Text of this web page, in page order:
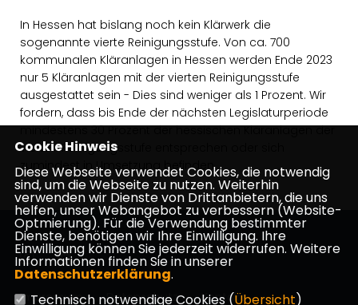
In Hessen hat bislang noch kein Klärwerk die
sogenannte vierte Reinigungsstufe. Von ca. 700
kommunalen Kläranlagen in Hessen werden Ende 2023
nur 5 Kläranlagen mit der vierten Reinigungsstufe
ausgestattet sein - Dies sind weniger als 1 Prozent. Wir
fordern, dass bis Ende der nächsten Legislaturperiode
mindestens 30 Prozent der hessischen Kläranlagen der
vierten Reinigungsstufe entsprechen oder sich
zumindest in Umsetzung befinden.
Impressum Datenschutz Kontakt
Cookie Hinweis
Diese Webseite verwendet Cookies, die notwendig
sind, um die Webseite zu nutzen. Weiterhin
verwenden wir Dienste von Drittanbietern, die uns
helfen, unser Webangebot zu verbessern (Website-
Optmierung). Für die Verwendung bestimmter
Dienste, benötigen wir Ihre Einwilligung. Ihre
Einwilligung können Sie jederzeit widerrufen. Weitere
Informationen finden Sie in unserer
Datenschutzerklärung.
Technisch notwendige Cookies (Übersicht)